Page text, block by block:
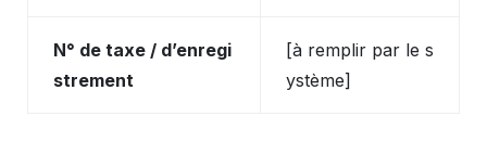
N° de taxe / d’enregi
strement
[à remplir par le s
ystème]